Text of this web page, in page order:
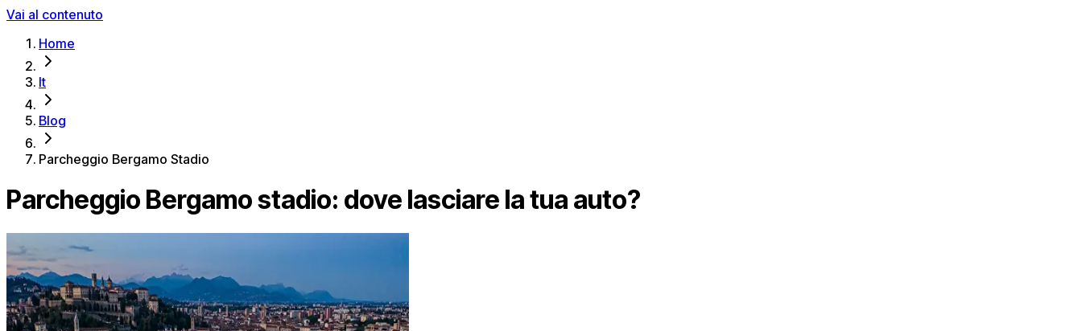
Vai al contenuto
Home
It
Blog
Parcheggio Bergamo Stadio
Parcheggio Bergamo stadio: dove lasciare la tua auto?